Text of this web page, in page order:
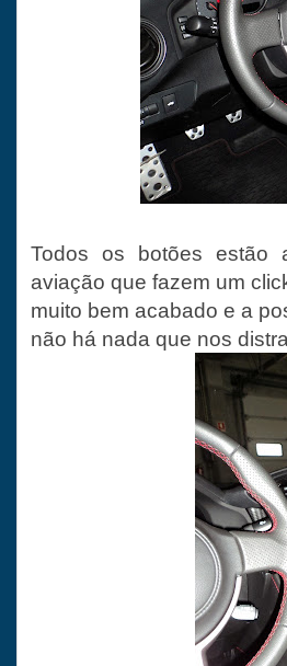
Todos os botões estão
aviação que fazem um
muito bem acabado e a
não há nada que nos